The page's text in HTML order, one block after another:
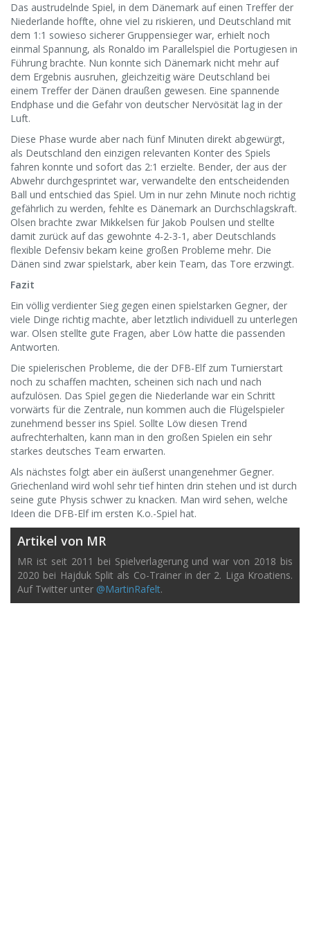
Das austrudelnde Spiel, in dem Dänemark auf einen Treffer der
Niederlande hoffte, ohne viel zu riskieren, und Deutschland mit
dem 1:1 sowieso sicherer Gruppensieger war, erhielt noch
einmal Spannung, als Ronaldo im Parallelspiel die Portugiesen in
Führung brachte. Nun konnte sich Dänemark nicht mehr auf
dem Ergebnis ausruhen, gleichzeitig wäre Deutschland bei
einem Treffer der Dänen draußen gewesen. Eine spannende
Endphase und die Gefahr von deutscher Nervösität lag in der
Luft.
Diese Phase wurde aber nach fünf Minuten direkt abgewürgt,
als Deutschland den einzigen relevanten Konter des Spiels
fahren konnte und sofort das 2:1 erzielte. Bender, der aus der
Abwehr durchgesprintet war, verwandelte den entscheidenden
Ball und entschied das Spiel. Um in nur zehn Minute noch richtig
gefährlich zu werden, fehlte es Dänemark an Durchschlagskraft.
Olsen brachte zwar Mikkelsen für Jakob Poulsen und stellte
damit zurück auf das gewohnte 4-2-3-1, aber Deutschlands
flexible Defensiv bekam keine großen Probleme mehr. Die
Dänen sind zwar spielstark, aber kein Team, das Tore erzwingt.
Fazit
Ein völlig verdienter Sieg gegen einen spielstarken Gegner, der
viele Dinge richtig machte, aber letztlich individuell zu unterlegen
war. Olsen stellte gute Fragen, aber Löw hatte die passenden
Antworten.
Die spielerischen Probleme, die der DFB-Elf zum Turnierstart
noch zu schaffen machten, scheinen sich nach und nach
aufzulösen. Das Spiel gegen die Niederlande war ein Schritt
vorwärts für die Zentrale, nun kommen auch die Flügelspieler
zunehmend besser ins Spiel. Sollte Löw diesen Trend
aufrechterhalten, kann man in den großen Spielen ein sehr
starkes deutsches Team erwarten.
Als nächstes folgt aber ein äußerst unangenehmer Gegner.
Griechenland wird wohl sehr tief hinten drin stehen und ist durch
seine gute Physis schwer zu knacken. Man wird sehen, welche
Ideen die DFB-Elf im ersten K.o.-Spiel hat.
Artikel von MR
MR ist seit 2011 bei Spielverlagerung und war von 2018 bis
2020 bei Hajduk Split als Co-Trainer in der 2. Liga Kroatiens.
Auf Twitter unter @MartinRafelt.